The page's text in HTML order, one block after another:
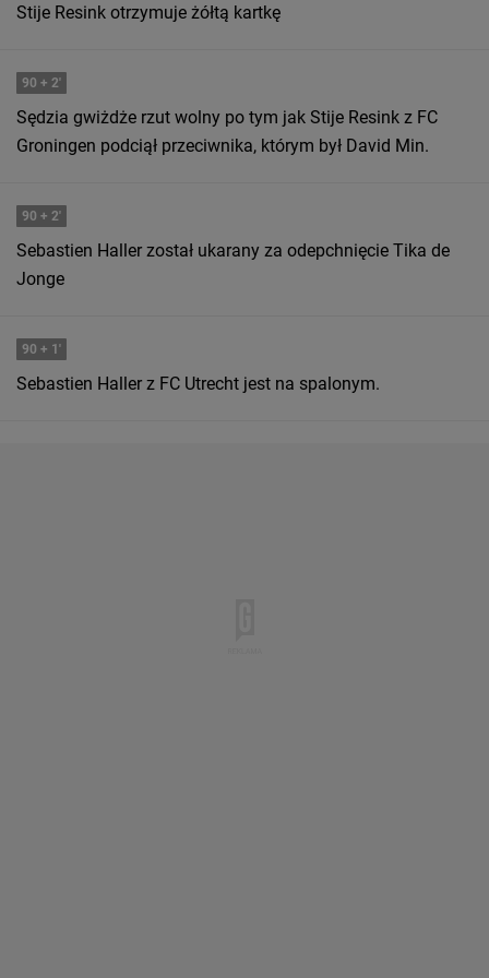
Stije Resink otrzymuje żółtą kartkę
90 + 2'
Sędzia gwiżdże rzut wolny po tym jak Stije Resink z FC
Groningen podciął przeciwnika, którym był David Min.
90 + 2'
Sebastien Haller został ukarany za odepchnięcie Tika de
Jonge
90 + 1'
Sebastien Haller z FC Utrecht jest na spalonym.